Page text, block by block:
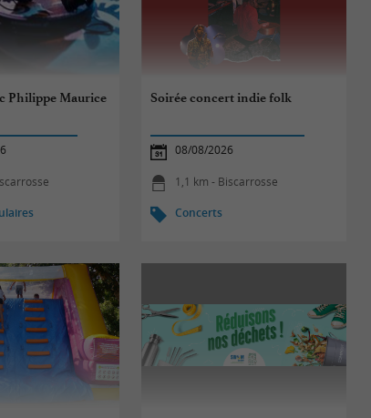
Philippe Maurice Soirée concert indie folk
08/08/2026
1,1 km - Biscarrosse
Concerts